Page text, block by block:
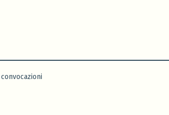
Pubblicato
convocazioni